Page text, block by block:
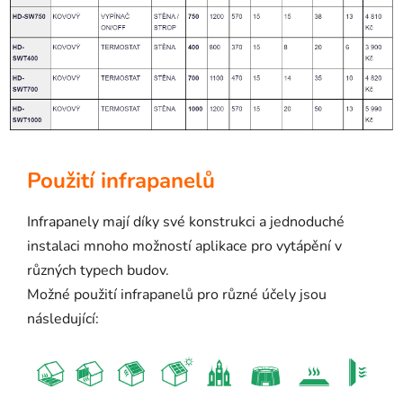
Použití infrapanelů
Infrapanely mají díky své konstrukci a jednoduché
instalaci mnoho možností aplikace pro vytápění v
různých typech budov.
Možné použití infrapanelů pro různé účely jsou
následující: